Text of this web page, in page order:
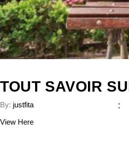
TOUT SAVOIR
By: justfita
View Here